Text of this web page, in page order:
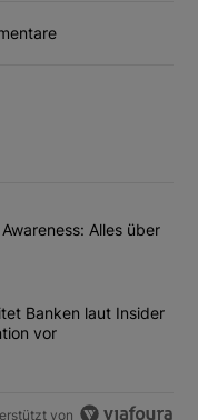
kommentierten
bei Situational
Alles über
bereitet
Banken laut Insider
vor
von